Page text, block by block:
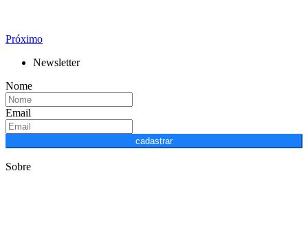
Próximo
Newsletter
Nome
Email
cadastrar
Sobre